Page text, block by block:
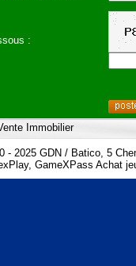
:
Immobilier
- 2025 GDN / Batico, 5
, GameXPass Achat